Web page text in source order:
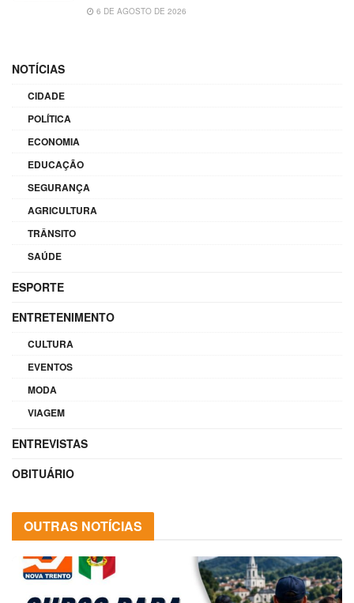
6 DE AGOSTO DE 2026
NOTÍCIAS
CIDADE
POLÍTICA
ECONOMIA
EDUCAÇÃO
SEGURANÇA
AGRICULTURA
TRÂNSITO
SAÚDE
ESPORTE
ENTRETENIMENTO
CULTURA
EVENTOS
MODA
VIAGEM
ENTREVISTAS
OBITUÁRIO
OUTRAS NOTÍCIAS